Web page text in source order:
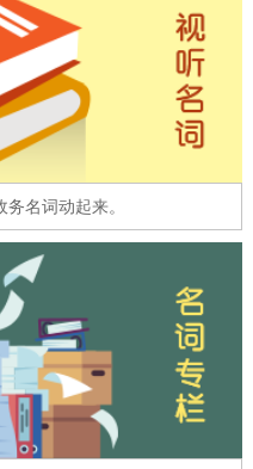
咨询 我要建议
图说互动
览
视频北京
日本語
名词动起来。